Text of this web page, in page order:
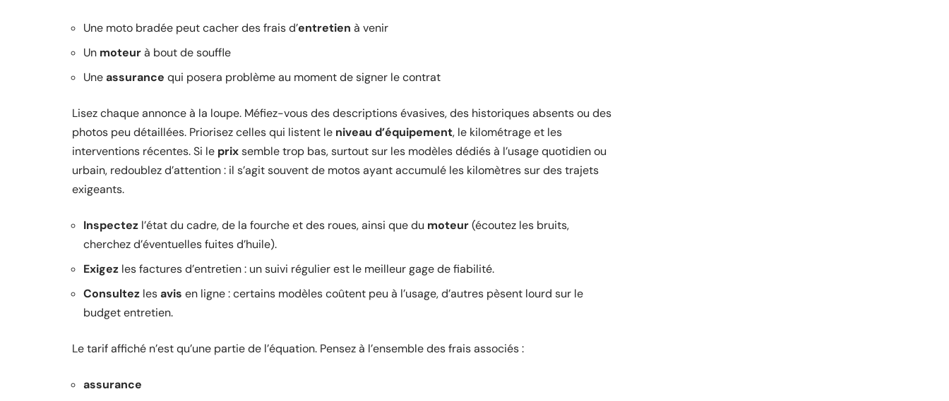
Une moto bradée peut cacher des frais d’entretien à venir
Un moteurà bout de souffle
Uneassurance qui posera problème au moment de signer le contrat
Lisez chaque annonce à la loupe. Méfiez-vous des descriptions évasives, des historiques absents ou des
photos peu détaillées. Priorisez celles qui listent le niveau d’équipement, le kilométrage et les
interventions récentes. Si le prixsemble trop bas, surtout sur les modèles dédiés à l’usage quotidien ou
urbain, redoublez d’attention : il s’agit souvent de motos ayant accumulé les kilomètres sur des trajets
exigeants.
Inspectez l’état du cadre, de la fourche et des roues, ainsi que du moteur(écoutez les bruits,
cherchez d’éventuelles fuites d’huile).
Exigez les factures d’entretien : un suivi régulier est le meilleur gage de fiabilité.
Consultez lesavis en ligne : certains modèles coûtent peu à l’usage, d’autres pèsent lourd sur le
budget entretien.
Le tarif affiché n’est qu’une partie de l’équation. Pensez à l’ensemble des frais associés :
assurance